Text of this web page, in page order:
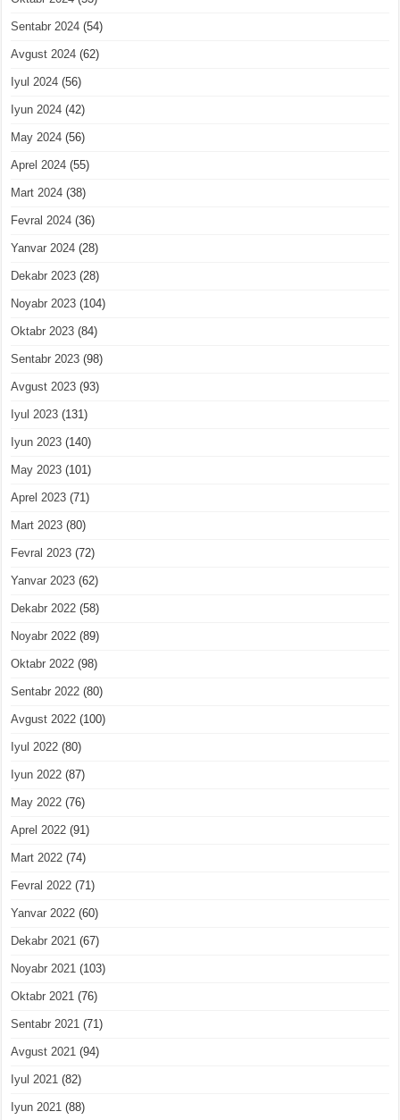
Sentabr 2024 (54)
Avgust 2024 (62)
Iyul 2024 (56)
Iyun 2024 (42)
May 2024 (56)
Aprel 2024 (55)
Mart 2024 (38)
Fevral 2024 (36)
Yanvar 2024 (28)
Dekabr 2023 (28)
Noyabr 2023 (104)
Oktabr 2023 (84)
Sentabr 2023 (98)
Avgust 2023 (93)
Iyul 2023 (131)
Iyun 2023 (140)
May 2023 (101)
Aprel 2023 (71)
Mart 2023 (80)
Fevral 2023 (72)
Yanvar 2023 (62)
Dekabr 2022 (58)
Noyabr 2022 (89)
Oktabr 2022 (98)
Sentabr 2022 (80)
Avgust 2022 (100)
Iyul 2022 (80)
Iyun 2022 (87)
May 2022 (76)
Aprel 2022 (91)
Mart 2022 (74)
Fevral 2022 (71)
Yanvar 2022 (60)
Dekabr 2021 (67)
Noyabr 2021 (103)
Oktabr 2021 (76)
Sentabr 2021 (71)
Avgust 2021 (94)
Iyul 2021 (82)
Iyun 2021 (88)